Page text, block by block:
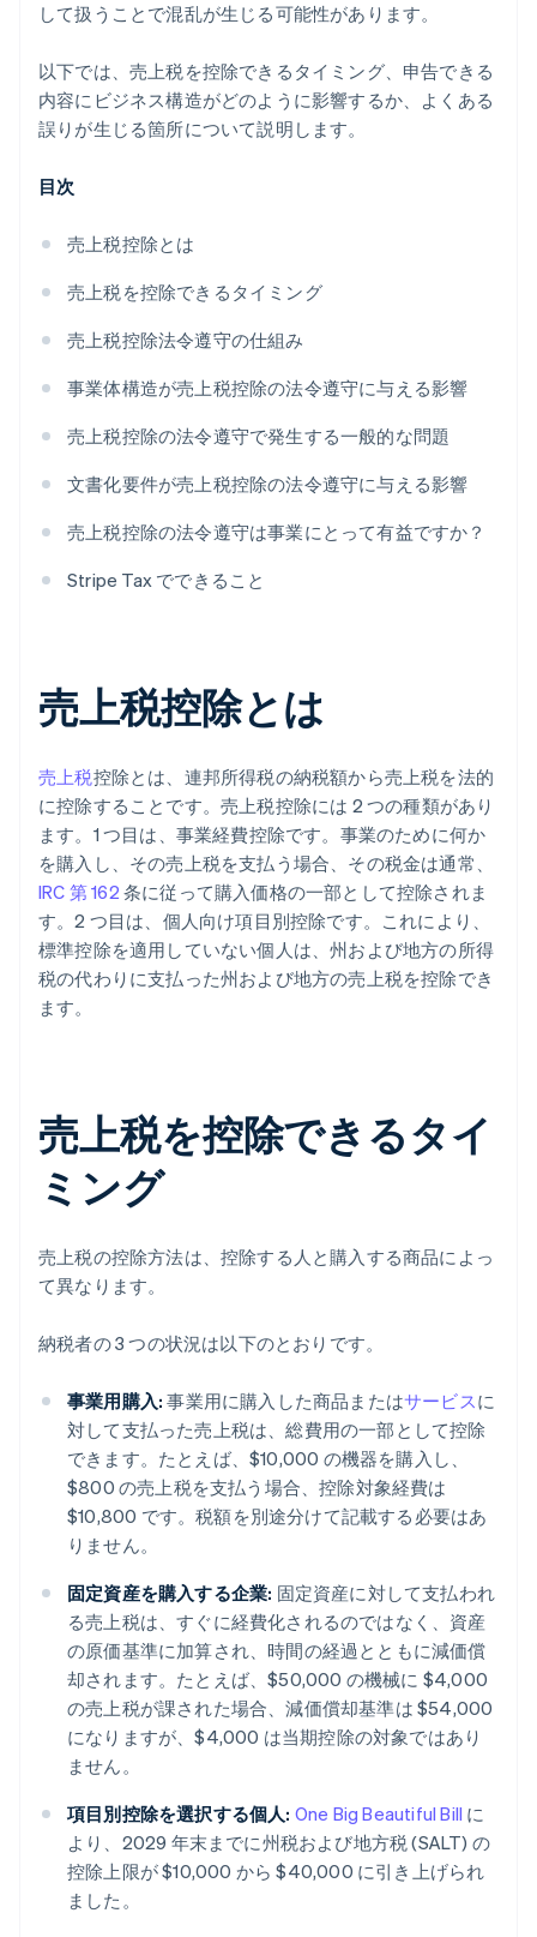
して扱うことで混乱が生じる可能性があります。
以下では、売上税を控除できるタイミング、申告できる
内容にビジネス構造がどのように影響するか、よくある
誤りが生じる箇所について説明します。
目次
売上税控除とは
売上税を控除できるタイミング
売上税控除法令遵守の仕組み
事業体構造が売上税控除の法令遵守に与える影響
売上税控除の法令遵守で発生する一般的な問題
文書化要件が売上税控除の法令遵守に与える影響
売上税控除の法令遵守は事業にとって有益ですか？
Stripe Tax でできること
売上税控除とは
売上税控除とは、連邦所得税の納税額から売上税を法的
に控除することです。売上税控除には 2 つの種類があり
ます。1 つ目は、事業経費控除です。事業のために何か
を購入し、その売上税を支払う場合、その税金は通常、
IRC 第 162 条に従って購入価格の一部として控除されま
す。2 つ目は、個人向け項目別控除です。これにより、
標準控除を適用していない個人は、州および地方の所得
税の代わりに支払った州および地方の売上税を控除でき
ます。
売上税を控除できるタイ
ミング
売上税の控除方法は、控除する人と購入する商品によっ
て異なります。
納税者の 3 つの状況は以下のとおりです。
事業用購入: 事業用に購入した商品またはサービスに
対して支払った売上税は、総費用の一部として控除
できます。たとえば、$10,000 の機器を購入し、
$800 の売上税を支払う場合、控除対象経費は
$10,800 です。税額を別途分けて記載する必要はあ
りません。
固定資産を購入する企業: 固定資産に対して支払われ
る売上税は、すぐに経費化されるのではなく、資産
の原価基準に加算され、時間の経過とともに減価償
却されます。たとえば、$50,000 の機械に $4,000
の売上税が課された場合、減価償却基準は $54,000
になりますが、$4,000 は当期控除の対象ではあり
ません。
項目別控除を選択する個人: One Big Beautiful Bill に
より、2029 年末までに州税および地方税 (SALT) の
控除上限が $10,000 から $40,000 に引き上げられ
ました。